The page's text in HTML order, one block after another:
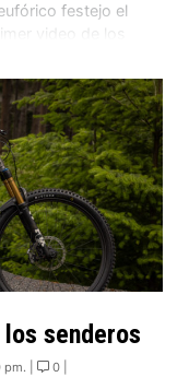
festejo el
video de los
senderos
| 0 |